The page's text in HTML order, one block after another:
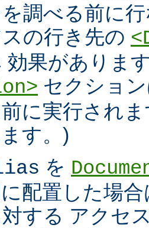
調べる前に
の行き先の
効果がありま
セクショ
に実行され
す。)
を
配置した場
する アクセ